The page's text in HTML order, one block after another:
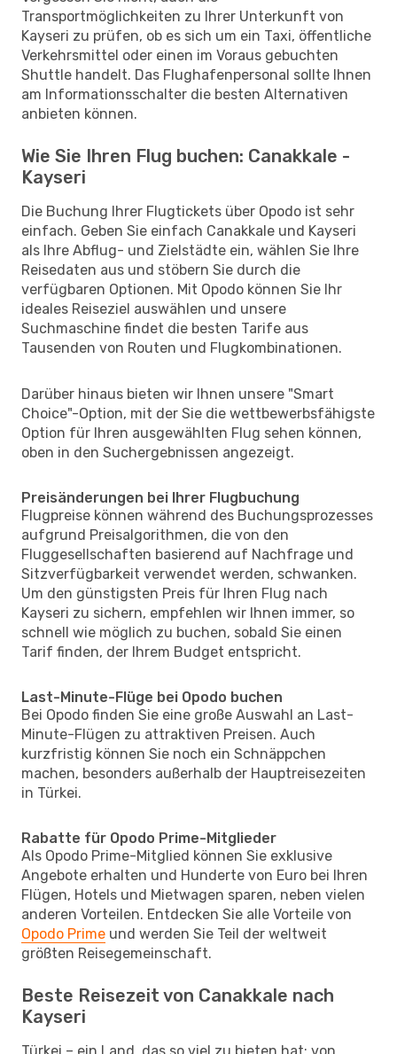
Transportmöglichkeiten zu Ihrer Unterkunft von
Kayseri zu prüfen, ob es sich um ein Taxi, öffentliche
Verkehrsmittel oder einen im Voraus gebuchten
Shuttle handelt. Das Flughafenpersonal sollte Ihnen
am Informationsschalter die besten Alternativen
anbieten können.
Wie Sie Ihren Flug buchen: Canakkale -
Kayseri
Die Buchung Ihrer Flugtickets über Opodo ist sehr
einfach. Geben Sie einfach Canakkale und Kayseri
als Ihre Abflug- und Zielstädte ein, wählen Sie Ihre
Reisedaten aus und stöbern Sie durch die
verfügbaren Optionen. Mit Opodo können Sie Ihr
ideales Reiseziel auswählen und unsere
Suchmaschine findet die besten Tarife aus
Tausenden von Routen und Flugkombinationen.
Darüber hinaus bieten wir Ihnen unsere "Smart
Choice"-Option, mit der Sie die wettbewerbsfähigste
Option für Ihren ausgewählten Flug sehen können,
oben in den Suchergebnissen angezeigt.
Preisänderungen bei Ihrer Flugbuchung
Flugpreise können während des Buchungsprozesses
aufgrund Preisalgorithmen, die von den
Fluggesellschaften basierend auf Nachfrage und
Sitzverfügbarkeit verwendet werden, schwanken.
Um den günstigsten Preis für Ihren Flug nach
Kayseri zu sichern, empfehlen wir Ihnen immer, so
schnell wie möglich zu buchen, sobald Sie einen
Tarif finden, der Ihrem Budget entspricht.
Last-Minute-Flüge bei Opodo buchen
Bei Opodo finden Sie eine große Auswahl an Last-
Minute-Flügen zu attraktiven Preisen. Auch
kurzfristig können Sie noch ein Schnäppchen
machen, besonders außerhalb der Hauptreisezeiten
in Türkei.
Rabatte für Opodo Prime-Mitglieder
Als Opodo Prime-Mitglied können Sie exklusive
Angebote erhalten und Hunderte von Euro bei Ihren
Flügen, Hotels und Mietwagen sparen, neben vielen
anderen Vorteilen. Entdecken Sie alle Vorteile von
Opodo Prime und werden Sie Teil der weltweit
größten Reisegemeinschaft.
Beste Reisezeit von Canakkale nach
Kayseri